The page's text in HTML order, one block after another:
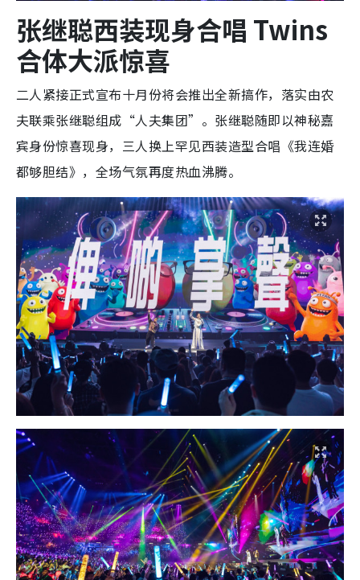
张继聪西装现身合唱 Twins
合体大派惊喜
二人紧接正式宣布十月份将会推出全新搞作，落实由农
夫联乘张继聪组成“人夫集团”。张继聪随即以神秘嘉
宾身份惊喜现身，三人换上罕见西装造型合唱《我连婚
都够胆结》，全场气氛再度热血沸腾。